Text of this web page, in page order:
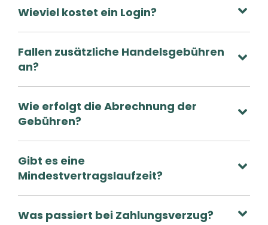
Wieviel kostet ein Login?
Fallen zusätzliche Handelsgebühren
an?
Wie erfolgt die Abrechnung der
Gebühren?
Gibt es eine
Mindestvertragslaufzeit?
Was passiert bei Zahlungsverzug?